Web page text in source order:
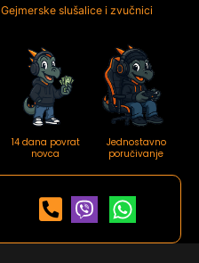
Gejmerske slušalice i zvučnici
14 dana povrat
novca
Jednostavno
poručivanje